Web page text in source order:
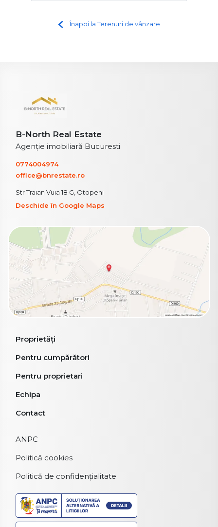
Înapoi la Terenuri de vânzare
B-North Real Estate
Agenție imobiliară Bucuresti
0774004974
office@bnrestate.ro
Str Traian Vuia 18 G, Otopeni
Deschide în Google Maps
Proprietăți
Pentru cumpărători
Pentru proprietari
Echipa
Contact
ANPC
Politică cookies
Politică de confidențialitate